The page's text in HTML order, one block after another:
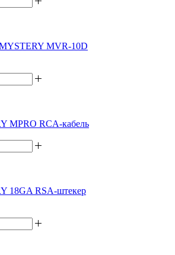
MYSTERY MVR-10D
MPRO RCA-кабель
18GA RSA-штекер